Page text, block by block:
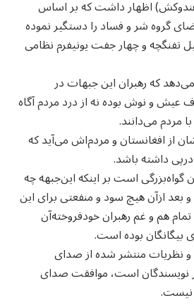
اظهار داشت که بر اساس
گروه شر و فساد را دستگیر نموده
تفنگچه و چهار جفت یونیفرم نظامی
که رهبران این جبهات در
عیش و نوش‌ بوده نه از درد مردم آگاه
مردم می‌دانند.
از افغانستان و مردم‌اش می‌آید که
داشته باشد.
گواه‌بزرگی است بر اینکه این‌جبهه چه
بعد ازآن هیچ سود و منفعتی برای این
هم و غم رهبران خودفروخته‌آن
بوده است.
و نظریات منتشر شده از صدای
نویسندگان است، موافقت صدای
نیست.